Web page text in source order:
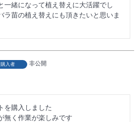
一緒になって植え替えに大活躍でし
ラ苗の植え替えにも頂きたいと思いま
購入者
非公開
を購入しました
無く作業が楽しみです